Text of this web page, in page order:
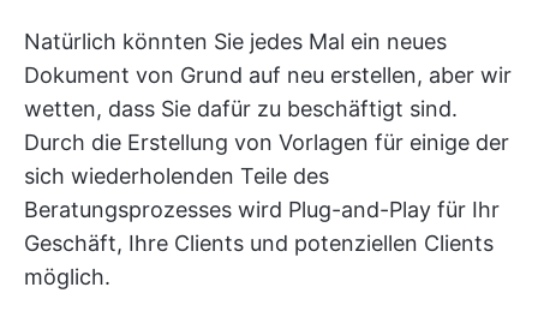
Natürlich könnten Sie jedes Mal ein neues
Dokument von Grund auf neu erstellen, aber wir
wetten, dass Sie dafür zu beschäftigt sind.
Durch die Erstellung von Vorlagen für einige der
sich wiederholenden Teile des
Beratungsprozesses wird Plug-and-Play für Ihr
Geschäft, Ihre Clients und potenziellen Clients
möglich.